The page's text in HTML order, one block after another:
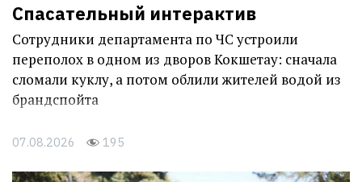
Спасательный интерактив
Сотрудники департамента по ЧС устроили
переполох в одном из дворов Кокшетау: сначала
сломали куклу, а потом облили жителей водой из
брандспойта
07.08.2026 195